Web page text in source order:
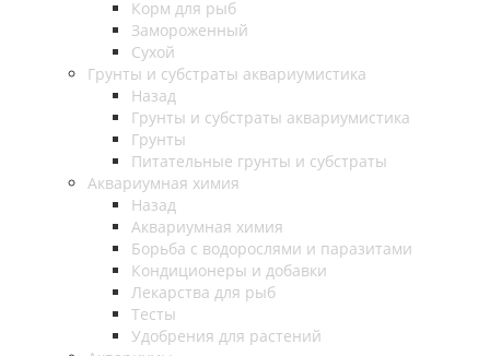
Корм для рыб
Замороженный
Сухой
Грунты и субстраты аквариумистика
Назад
Грунты и субстраты аквариумистика
Грунты
Питательные грунты и субстраты
Аквариумная химия
Назад
Аквариумная химия
Борьба с водорослями и паразитами
Кондиционеры и добавки
Лекарства для рыб
Тесты
Удобрения для растений